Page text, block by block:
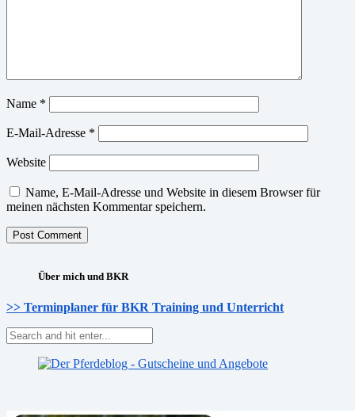
Name *
E-Mail-Adresse *
Website
Name, E-Mail-Adresse und Website in diesem Browser für
meinen nächsten Kommentar speichern.
Über mich und BKR
>> Terminplaner für BKR Training und Unterricht